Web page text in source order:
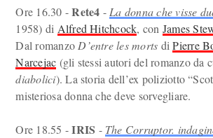
Ore 16.30 -Rete4 - La donna che visse
1958) di Alfred Hitchcock, con James
Dal romanzo D’entre les morts diPierre
Narcejac (gli stessi autori del romanzo da
diabolici). La storia dell’ex poliziotto
misteriosa donna che deve sorvegliare.
Ore 18.55 -IRIS - The Corruptor.